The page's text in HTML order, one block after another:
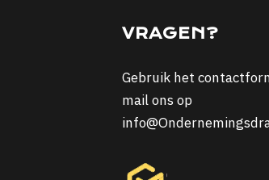
VRAGEN?
Gebruik het
mail ons op